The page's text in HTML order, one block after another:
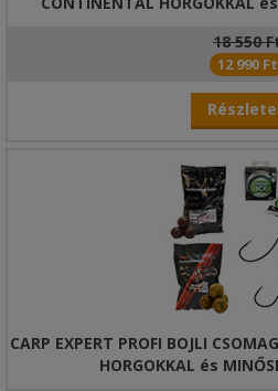
18 550
12 990 Ft
CARP EXPERT PROFI BOJLI
HORGOKKAL és